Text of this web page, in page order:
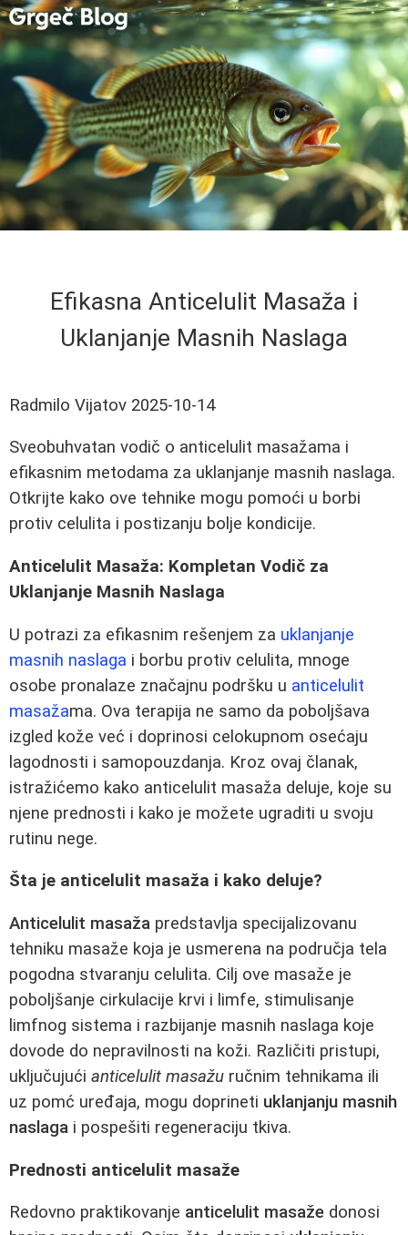
Efikasna Anticelulit Masaža i
Uklanjanje Masnih Naslaga
Radmilo Vijatov 2025-10-14
Sveobuhvatan vodič o anticelulit masažama i
efikasnim metodama za uklanjanje masnih naslaga.
Otkrijte kako ove tehnike mogu pomoći u borbi
protiv celulita i postizanju bolje kondicije.
Anticelulit Masaža: Kompletan Vodič za
Uklanjanje Masnih Naslaga
U potrazi za efikasnim rešenjem za uklanjanje
masnih naslaga i borbu protiv celulita, mnoge
osobe pronalaze značajnu podršku u anticelulit
masažama. Ova terapija ne samo da poboljšava
izgled kože već i doprinosi celokupnom osećaju
lagodnosti i samopouzdanja. Kroz ovaj članak,
istražićemo kako anticelulit masaža deluje, koje su
njene prednosti i kako je možete ugraditi u svoju
rutinu negе.
Šta je anticelulit masaža i kako deluje?
Anticelulit masaža predstavlja specijalizovanu
tehniku masaže koja je usmerena na područja tela
pogodna stvaranju celulita. Cilj ove masaže je
poboljšanje cirkulacije krvi i limfe, stimulisanje
limfnog sistema i razbijanje masnih naslaga koje
dovode do nepravilnosti na koži. Različiti pristupi,
uključujući anticelulit masažu ručnim tehnikama ili
uz pomć uređaja, mogu doprineti uklanjanju masnih
naslaga i pospešiti regeneraciju tkiva.
Prednosti anticelulit masaže
Redovno praktikovanje anticelulit masaže donosi